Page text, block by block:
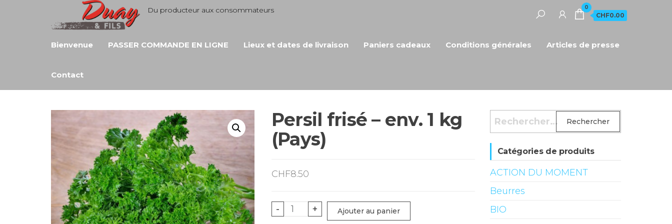
Du producteur aux consommateurs 0
CHF0.00
Bienvenue PASSER COMMANDE EN LIGNE Lieux et dates de livraison Paniers cadeaux Conditions générales Articles de presse
Contact
Persil frisé – env. 1 kg
(Pays)
CHF8.50
-
quantité
+ Ajouter au panier
Rechercher :
Catégories de produits
ACTION DU MOMENT
Beurres
BIO